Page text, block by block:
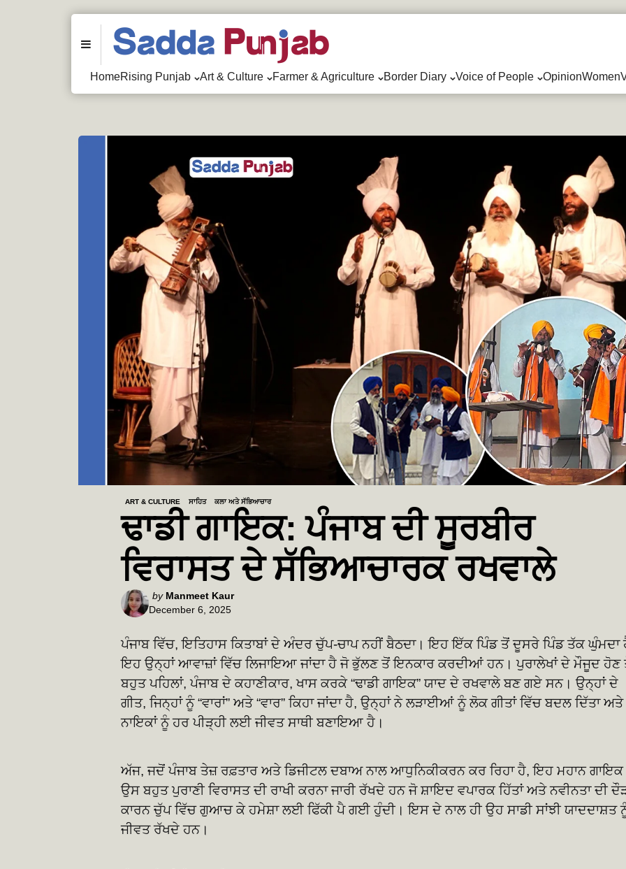
Menu
HomeRising Punjab Art & Culture Farmer & Agriculture Border Diary Voice of People Opinion
ART & CULTURE ਸਾਹਿਤ ਕਲਾ ਅਤੇ ਸੱਭਿਆਚਾਰ
ਢਾਡੀ ਗਾਇਕ: ਪੰਜਾਬ ਦੀ ਸੂਰਬੀਰ
ਵਿਰਾਸਤ ਦੇ ਸੱਭਿਆਚਾਰਕ ਰਖਵਾਲੇ
Posted
by
by Manmeet Kaur
December 6, 2025
ਪੰਜਾਬ ਵਿੱਚ, ਇਤਿਹਾਸ ਕਿਤਾਬਾਂ ਦੇ ਅੰਦਰ ਚੁੱਪ-ਚਾਪ ਨਹੀਂ ਬੈਠਦਾ। ਇਹ ਇੱਕ ਪਿੰਡ ਤੋਂ ਦੂਸਰੇ ਪਿੰਡ ਤੱਕ ਘੁੰਮਦਾ
ਇਹ ਉਨ੍ਹਾਂ ਆਵਾਜ਼ਾਂ ਵਿੱਚ ਲਿਜਾਇਆ ਜਾਂਦਾ ਹੈ ਜੋ ਭੁੱਲਣ ਤੋਂ ਇਨਕਾਰ ਕਰਦੀਆਂ ਹਨ। ਪੁਰਾਲੇਖਾਂ ਦੇ ਮੌਜੂਦ ਹੋਣ
ਬਹੁਤ ਪਹਿਲਾਂ, ਪੰਜਾਬ ਦੇ ਕਹਾਣੀਕਾਰ, ਖਾਸ ਕਰਕੇ “ਢਾਡੀ ਗਾਇਕ” ਯਾਦ ਦੇ ਰਖਵਾਲੇ ਬਣ ਗਏ ਸਨ। ਉਨ੍ਹਾਂ ਦੇ
ਗੀਤ, ਜਿਨ੍ਹਾਂ ਨੂੰ “ਵਾਰਾਂ” ਅਤੇ “ਵਾਰ” ਕਿਹਾ ਜਾਂਦਾ ਹੈ, ਉਨ੍ਹਾਂ ਨੇ ਲੜਾਈਆਂ ਨੂੰ ਲੋਕ ਗੀਤਾਂ ਵਿੱਚ ਬਦਲ ਦਿੱਤਾ ਅਤੇ
ਨਾਇਕਾਂ ਨੂੰ ਹਰ ਪੀੜ੍ਹੀ ਲਈ ਜੀਵਤ ਸਾਥੀ ਬਣਾਇਆ ਹੈ।
ਅੱਜ, ਜਦੋਂ ਪੰਜਾਬ ਤੇਜ਼ ਰਫ਼ਤਾਰ ਅਤੇ ਡਿਜੀਟਲ ਦਬਾਅ ਨਾਲ ਆਧੁਨਿਕੀਕਰਨ ਕਰ ਰਿਹਾ ਹੈ, ਇਹ ਮਹਾਨ ਗਾਇਕ
ਉਸ ਬਹੁਤ ਪੁਰਾਣੀ ਵਿਰਾਸਤ ਦੀ ਰਾਖੀ ਕਰਨਾ ਜਾਰੀ ਰੱਖਦੇ ਹਨ ਜੋ ਸ਼ਾਇਦ ਵਪਾਰਕ ਹਿੱਤਾਂ ਅਤੇ ਨਵੀਨਤਾ ਦੀ
ਕਾਰਨ ਚੁੱਪ ਵਿੱਚ ਗੁਆਚ ਕੇ ਹਮੇਸ਼ਾ ਲਈ ਫਿੱਕੀ ਪੈ ਗਈ ਹੁੰਦੀ। ਇਸ ਦੇ ਨਾਲ ਹੀ ਉਹ ਸਾਡੀ ਸਾਂਝੀ ਯਾਦਦਾਸ਼ਤ
ਜੀਵਤ ਰੱਖਦੇ ਹਨ।